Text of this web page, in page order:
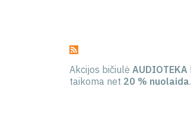
Akcijos bičiulė AUDIOTEKA
taikoma net 20 % nuolaida.